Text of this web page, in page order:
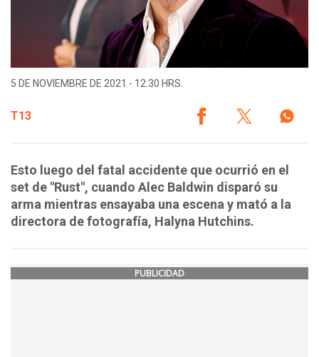
5 DE NOVIEMBRE DE 2021 - 12:30 HRS.
T13
Esto luego del fatal accidente que ocurrió en el
set de "Rust", cuando Alec Baldwin disparó su
arma mientras ensayaba una escena y mató a la
directora de fotografía, Halyna Hutchins.
PUBLICIDAD